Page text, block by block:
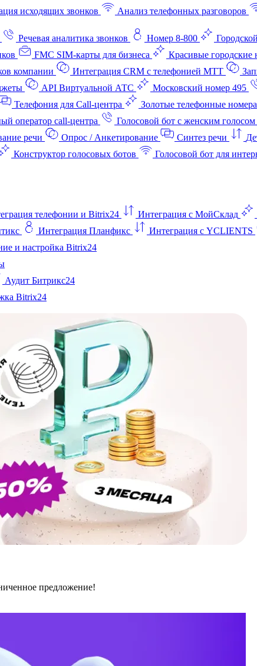
исходящих звонков Анализ телефонных разговоров
Речевая аналитика звонков Номер 8-800
FMC SIM-карты для бизнеса
Красивые городские
компании Интеграция CRM с телефонией МТТ
API Виртуальной АТС Московский номер 495
Телефония для Call-центра
Золотые телефонные номера
оператор call-центра Голосовой бот с женским голосом
речи Опрос / Анкетирование Синтез речи
Конструктор голосовых ботов Голосовой бот для
телефонии и Bitrix24 Интеграция с МойСклад
Интеграция Планфикс Интеграция с YCLIENTS
и настройка Bitrix24
Аудит Битрикс24
Bitrix24
предложение!